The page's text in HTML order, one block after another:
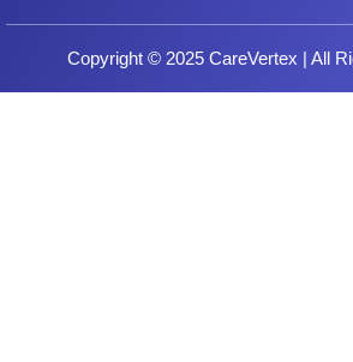
Copyright © 2025 CareVertex | All